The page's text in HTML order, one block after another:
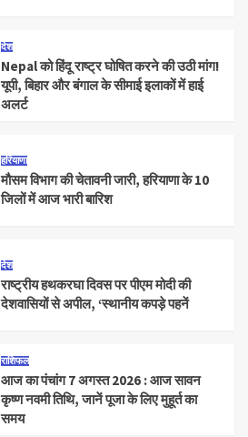
देश
Nepal को हिंदू राष्ट्र घोषित करने की उठी मांग!
यूपी, बिहार और बंगाल के सीमाई इलाकों में हाई
अलर्ट
हरियाणा
मौसम विभाग की चेतावनी जारी, हरियाणा के 10
जिलों में आज भारी बारिश
देश
राष्ट्रीय हथकरघा दिवस पर पीएम मोदी की
देशवासियों से अपील, ‘स्थानीय कपड़े पहनें
राशिफल
आज का पंचांग 7 अगस्त 2026 : आज सावन
कृष्ण नवमी तिथि, जानें पूजा के लिए मुहूर्त का
समय